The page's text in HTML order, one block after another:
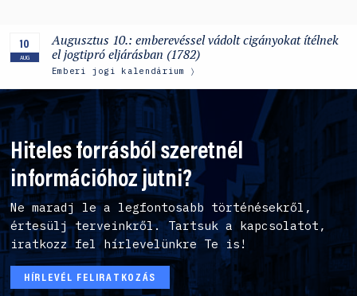
10
AUG
Augusztus 10.: emberevéssel vádolt cigányokat ítélnek
el jogtipró eljárásban (1782)
Emberi jogi kalendárium
Hiteles forrásból szeretnél
információhoz jutni?
Ne maradj le a legfontosabb történésekről,
értesülj terveinkről. Tartsuk a kapcsolatot,
iratkozz fel hírlevelünkre Te is!
HÍRLEVÉL FELIRATKOZÁS